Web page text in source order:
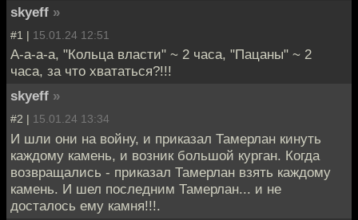
skyeff »
#1 | 15.01.24 12:51
А-а-а-а, "Кольца власти" ~ 2 часа, "Пацаны" ~ 2
часа, за что хвататься?!!!
skyeff »
#2 | 15.01.24 13:34
И шли они на войну, и приказал Тамерлан кинуть
каждому камень, и возник большой курган. Когда
возвращались - приказал Тамерлан взять каждому
камень. И шел последним Тамерлан... и не
досталось ему камня!!!.